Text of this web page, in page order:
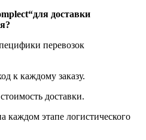
“для доставки
перевозок
к каждому заказу.
доставки.
каждом этапе логистического